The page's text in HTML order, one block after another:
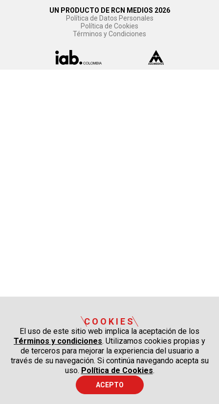
UN PRODUCTO DE RCN MEDIOS 2026
Política de Datos Personales
Política de Cookies
Términos y Condiciones
COOKIES
El uso de este sitio web implica la aceptación de los
Términos y condiciones. Utilizamos cookies propias y
de terceros para mejorar la experiencia del usuario a
través de su navegación. Si continúa navegando acepta su
uso. Política de Cookies.
ACEPTO